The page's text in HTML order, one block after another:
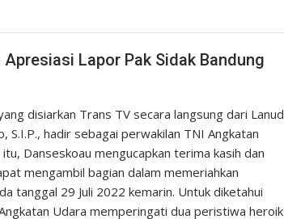
Lapor Pak Sidak Bandung
disiarkan Trans TV secara langsung dari Lanud
hadir sebagai perwakilan TNI Angkatan
Danseskoau mengucapkan terima kasih dan
mengambil bagian dalam memeriahkan
tanggal 29 Juli 2022 kemarin. Untuk diketahui
Udara memperingati dua peristiwa heroik